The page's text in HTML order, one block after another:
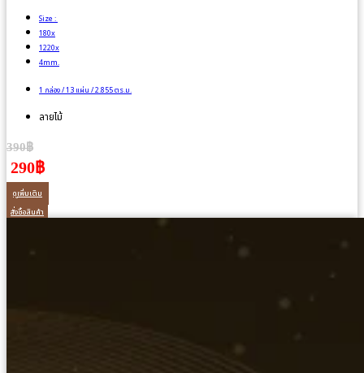
Size :
180x
1220x
4mm.
1 กล่อง / 13 แผ่น / 2.855 ตร.ม.
ลายไม้
390฿
290฿
ดูเพิ่มเติม
สั่งซื้อสินค้า